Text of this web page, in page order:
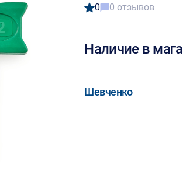
0 0 отзывов
Наличие в
Шевченко